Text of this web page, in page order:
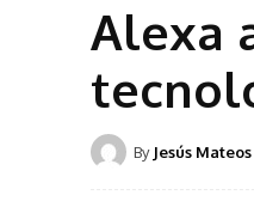
Alexa
By Jesús Mateos